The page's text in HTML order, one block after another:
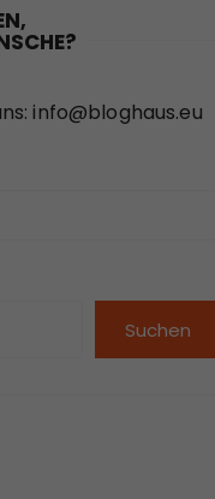
info@bloghaus.eu
Suchen